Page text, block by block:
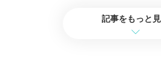
記事をもっと